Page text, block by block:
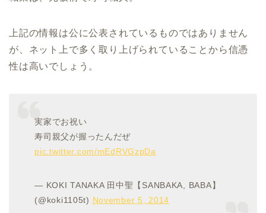
上記の情報は公に公表されているものではありません
が、ネット上で多く取り上げられていることから信憑
性は高いでしょう。
実家でお祝い
寿司親父が握ったんだぜ
pic.twitter.com/mEdRVGzpDa
— KOKI TANAKA 田中聖【SANBAKA, BABA】
(@koki1105t) November 5, 2014